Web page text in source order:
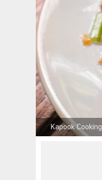
Kapook Cooking